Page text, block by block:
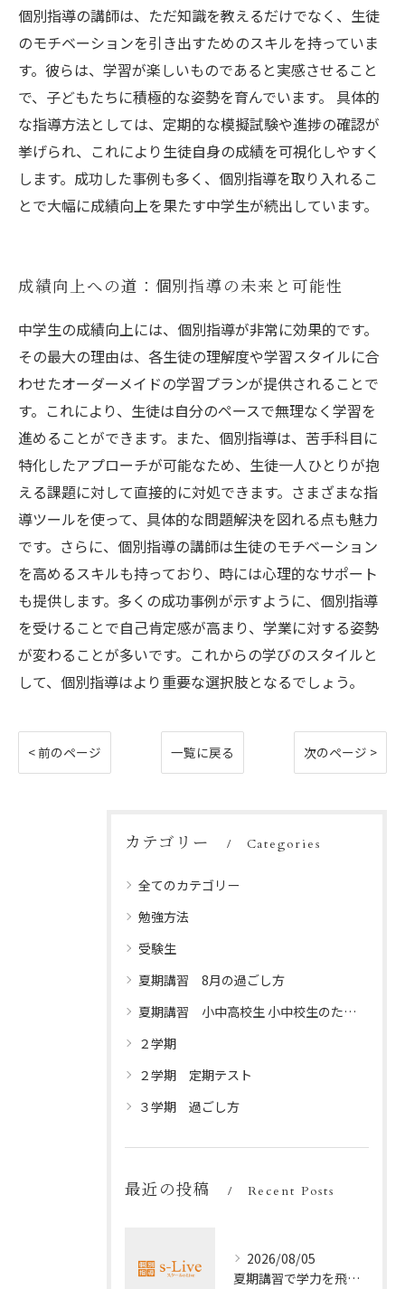
個別指導の講師は、ただ知識を教えるだけでなく、生徒
のモチベーションを引き出すためのスキルを持っていま
す。彼らは、学習が楽しいものであると実感させること
で、子どもたちに積極的な姿勢を育んでいます。 具体的
な指導方法としては、定期的な模擬試験や進捗の確認が
挙げられ、これにより生徒自身の成績を可視化しやすく
します。成功した事例も多く、個別指導を取り入れるこ
とで大幅に成績向上を果たす中学生が続出しています。
成績向上への道：個別指導の未来と可能性
中学生の成績向上には、個別指導が非常に効果的です。
その最大の理由は、各生徒の理解度や学習スタイルに合
わせたオーダーメイドの学習プランが提供されることで
す。これにより、生徒は自分のペースで無理なく学習を
進めることができます。また、個別指導は、苦手科目に
特化したアプローチが可能なため、生徒一人ひとりが抱
える課題に対して直接的に対処できます。さまざまな指
導ツールを使って、具体的な問題解決を図れる点も魅力
です。さらに、個別指導の講師は生徒のモチベーション
を高めるスキルも持っており、時には心理的なサポート
も提供します。多くの成功事例が示すように、個別指導
を受けることで自己肯定感が高まり、学業に対する姿勢
が変わることが多いです。これからの学びのスタイルと
して、個別指導はより重要な選択肢となるでしょう。
< 前のページ 一覧に戻る 次のページ >
カテゴリー Categories
全てのカテゴリー
勉強方法
受験生
夏期講習 8月の過ごし方
夏期講習 小中高校生 小中校生のための夏休みプログラム
２学期
２学期 定期テスト
３学期 過ごし方
最近の投稿 Recent Posts
2026/08/05
夏期講習で学力を飛躍的に上げる方法